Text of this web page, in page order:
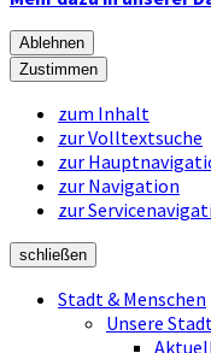
Ablehnen
Zustimmen
zum Inhalt
zur Volltextsuche
zur
zur Navigation
zur
schließen
Stadt & Menschen
Unsere Stadt